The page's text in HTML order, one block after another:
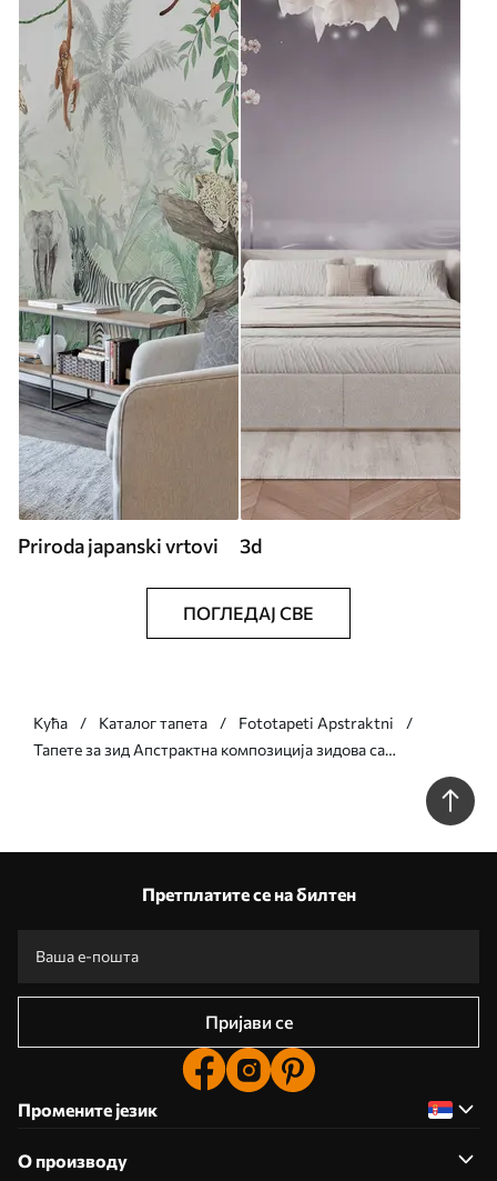
Priroda japanski vrtovi 3d
ПОГЛЕДАЈ СВЕ
Кућа Каталог тапета
Fototapeti Apstraktni
Тапете за зид Апстрактна композиција зидова са
Претплатите се на билтен
Пријави се
Промените језик
О производу